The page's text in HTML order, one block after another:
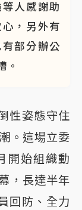
人感謝助
，另外有
部分辦公
。
性姿態守住
。這場立委
開始組織動
，長達半年
回防、全力